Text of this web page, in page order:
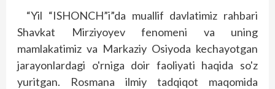
“Yil “ISHONCH”i”da muallif davlatimiz rahbari
Shavkat Mirziyoyev fenomeni va uning
mamlakatimiz va Markaziy Osiyoda kechayotgan
jarayonlardagi o'rniga doir faoliyati haqida so'z
yuritgan. Rosmana ilmiy tadqiqot maqomida